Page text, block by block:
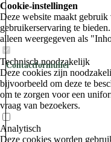
Contactformulier
Cookie-instellingen
Deze website maakt
gebruikerservaring te
alleen weergegeven als
Technisch noodzakelijk
Deze cookies zijn
bijvoorbeeld om deze te
om te zorgen voor een
vraag van bezoekers.
Analytisch
Deze cookies worden